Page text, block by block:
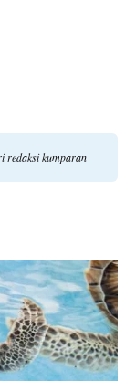
redaksi kumparan